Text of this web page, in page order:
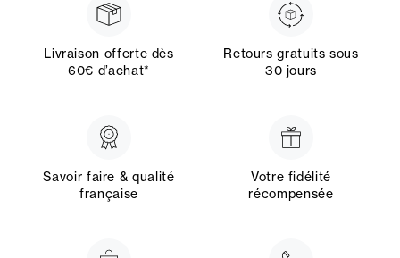
Livraison offerte dès
60€ d’achat*
Retours gratuits sous
30 jours
Savoir faire & qualité
française
Votre fidélité
récompensée